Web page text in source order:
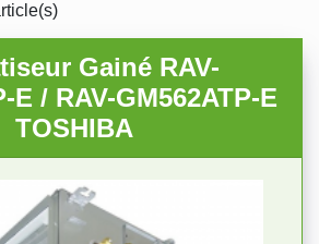
Gainé RAV-
E / RAV-GM562ATP-E
TOSHIBA